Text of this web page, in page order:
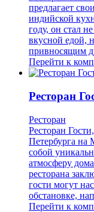
предлагает
индийской
году, он стал
вкусной едой,
привносящим
Перейти к
Ресторан
Ресторан
Ресторан
Петербурга на
собой
атмосферу
ресторана
гости могут
обстановке,
Перейти к